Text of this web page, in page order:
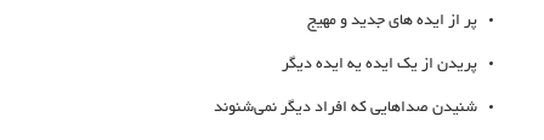
پر از ایده های جدید و مهیج
پریدن از یک ایده یه ایده دیگر
شنیدن صداهایی که افراد دیگر نمی‌شنوند